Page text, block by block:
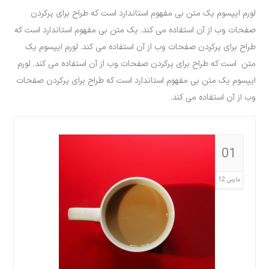
لورم ایپسوم یک متن بی مفهوم استاندارد است که طراح برای پرکردن
صفحات وب از آن استفاده می کند. یک متن بی مفهوم استاندارد است که
طراح برای پرکردن صفحات وب از آن استفاده می کند. لورم ایپسوم یک
متن است که طراح برای پرکردن صفحات وب از آن استفاده می کند. لورم
ایپسوم یک متن بی مفهوم استاندارد است که طراح برای پرکردن صفحات
وب از آن استفاده می کند.
01
مارس 12